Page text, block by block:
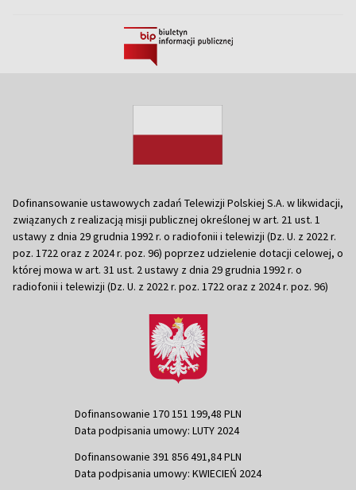
Dofinansowanie ustawowych zadań Telewizji Polskiej S.A. w likwidacji,
związanych z realizacją misji publicznej określonej w art. 21 ust. 1
ustawy z dnia 29 grudnia 1992 r. o radiofonii i telewizji (Dz. U. z 2022 r.
poz. 1722 oraz z 2024 r. poz. 96) poprzez udzielenie dotacji celowej, o
której mowa w art. 31 ust. 2 ustawy z dnia 29 grudnia 1992 r. o
radiofonii i telewizji (Dz. U. z 2022 r. poz. 1722 oraz z 2024 r. poz. 96)
Dofinansowanie 170 151 199,48 PLN
Data podpisania umowy: LUTY 2024
Dofinansowanie 391 856 491,84 PLN
Data podpisania umowy: KWIECIEŃ 2024